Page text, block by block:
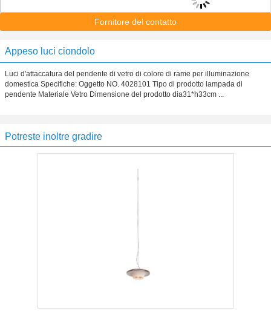
Fornitore del contatto
Appeso luci ciondolo
Luci d'attaccatura del pendente di vetro di colore di rame per illuminazione
domestica Specifiche: Oggetto NO. 4028101 Tipo di prodotto lampada di
pendente Materiale Vetro Dimensione del prodotto dia31*h33cm ...
Potreste inoltre gradire